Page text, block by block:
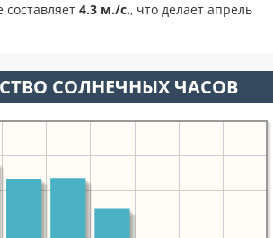
4.3 м./с., что делает апрель
СОЛНЕЧНЫХ ЧАСОВ